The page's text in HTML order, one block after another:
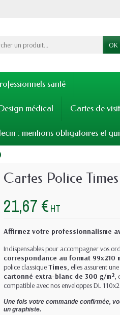
OK
santé
médical Cartes de
: mentions obligatoires et
Cartes Police
21,67 € HT
Affirmez votre professionnalisme
Indispensables pour accompagner vos
correspondance au format 99x210
police classiqueTimes, elles assurent
cartonné extra-blanc de 300 g/m²,
compatible avec nos enveloppes DL
Une fois votre commande confirmée,
un graphiste.